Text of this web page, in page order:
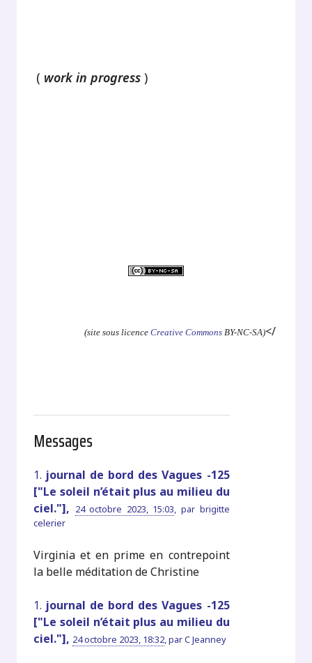
( work in progress )
(site sous licence Creative CommonsBY-NC-SA)</
Messages
1. journal de bord des Vagues -125
["Le soleil n’était plus au milieu du
ciel."], 24 octobre 2023, 15:03, par brigitte
celerier
Virginia et en prime en contrepoint
la belle méditation de Christine
1. journal de bord des Vagues -125
["Le soleil n’était plus au milieu du
ciel."], 24 octobre 2023, 18:32,parC Jeanney